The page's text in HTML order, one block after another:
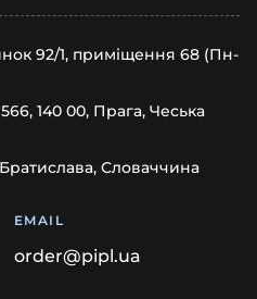
92/1, приміщення 68 (Пн-
140 00, Прага, Чеська
Братислава, Словаччина
EMAIL
order@pipl.ua